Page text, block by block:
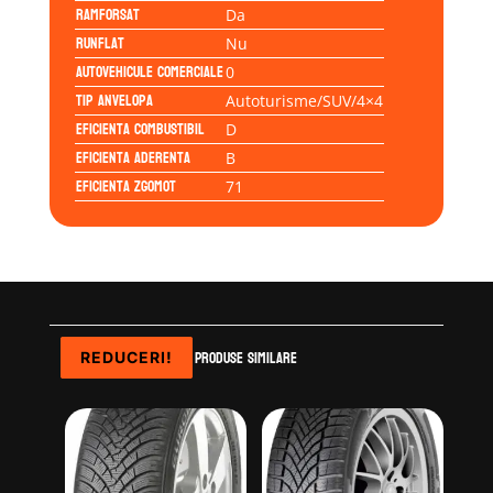
Ramforsat Da
Runflat Nu
Autovehicule comerciale0
Tip anvelopa Autoturisme/SUV/4×4
Eficienta Combustibil D
Eficienta Aderenta B
Eficienta Zgomot 71
Produse similare
REDUCERI!
REDUCERI!
REDUCERI!
REDUCERI!